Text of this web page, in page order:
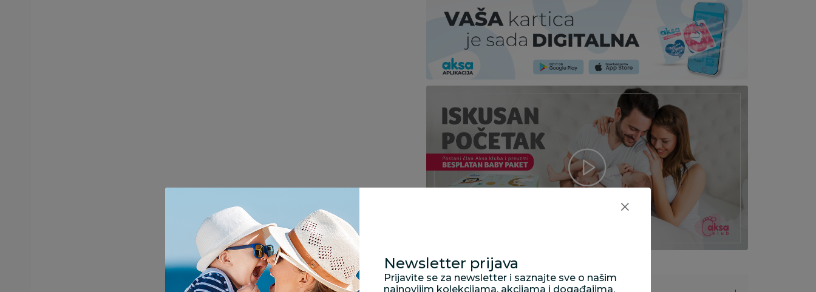
Newsletter prijava
Prijavite se za newsletter i saznajte sve o našim
najnovijim kolekcijama, akcijama i događajima.